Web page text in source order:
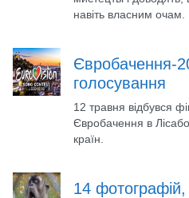
навіть власним очам.
Євробачення-
голосування
12 травня відбувся
Євробачення в
країн.
14 фотографій,